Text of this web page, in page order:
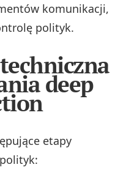
komunikacji,
polityk.
deep
etapy